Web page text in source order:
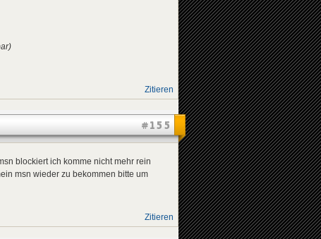
Zitieren
#155
blockiert ich komme nicht mehr rein
msn wieder zu bekommen bitte um
Zitieren